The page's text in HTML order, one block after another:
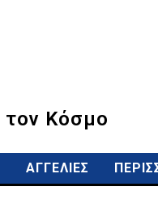
τον Κόσμο
ΑΓΓΕΛΙΕΣ